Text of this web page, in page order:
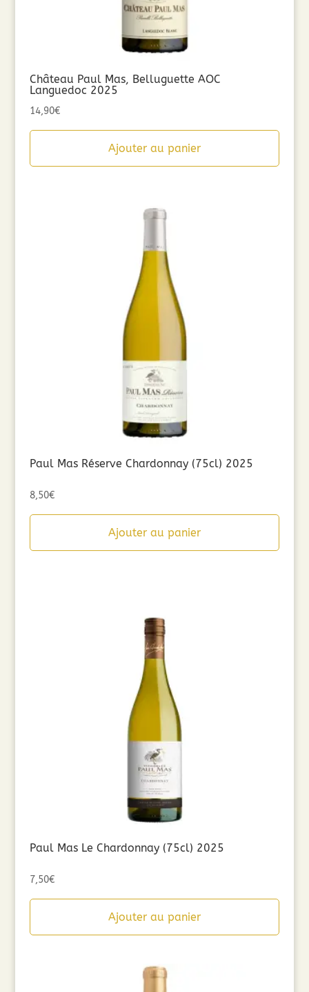
Château Paul Mas, Belluguette AOC
Languedoc 2025
14,90€
Ajouter au panier
Paul Mas Réserve Chardonnay (75cl) 2025
8,50€
Ajouter au panier
Paul Mas Le Chardonnay (75cl) 2025
7,50€
Ajouter au panier